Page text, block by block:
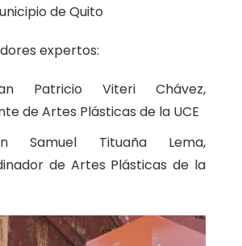
de Quito
expertos:
Patricio Viteri Chávez,
de Artes Plásticas de la UCE
Samuel Tituaña Lema,
de Artes Plásticas de la